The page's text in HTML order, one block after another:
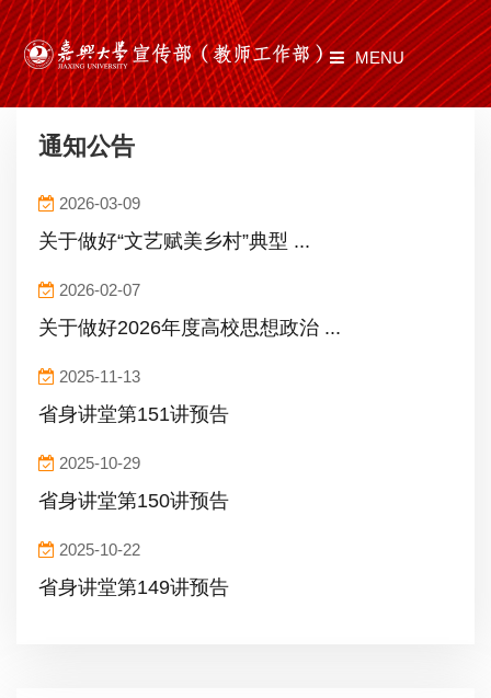
MENU
文化建设
通知公告
文件制度
通知公告
2026-03-09
关于做好“文艺赋美乡村”典型 ...
2026-02-07
关于做好2026年度高校思想政治 ...
2025-11-13
省身讲堂第151讲预告
2025-10-29
省身讲堂第150讲预告
2025-10-22
省身讲堂第149讲预告